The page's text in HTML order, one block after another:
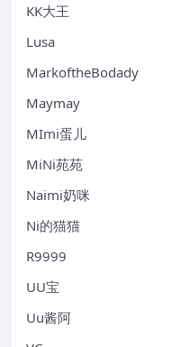
KK大王
Lusa
MarkoftheBodady
Maymay
MImi蛋儿
MiNi苑苑
Naimi奶咪
Ni的猫猫
R9999
UU宝
Uu酱阿